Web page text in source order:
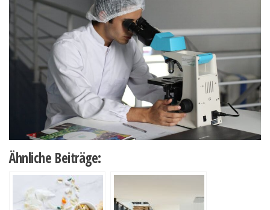
Ähnliche Beiträge: